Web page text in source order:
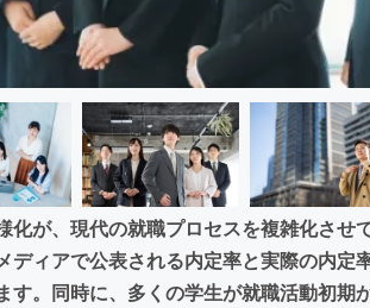
化が、現代の就職プロセスを複雑化させ
ディアで公表される内定率と実際の内定
す。同時に、多くの学生が就職活動初期